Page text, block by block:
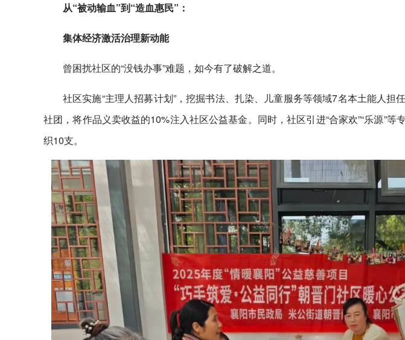
从“被动输血”到“造血惠民”：
集体经济激活治理新动能
曾困扰社区的“没钱办事”难题，如今有了破解之道。
社区实施“主理人招募计划”，挖掘书法、扎染、儿童服务等领域7名本土能人担
社团，将作品义卖收益的10%注入社区公益基金。同时，社区引进“合家欢”“乐源”
织10支。